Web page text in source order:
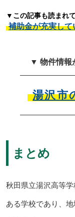
▼この記事も読まれ
補助金が充実し
▼ 物件情報
湯沢市
まとめ
秋田県立湯沢高等
ある学校であり、